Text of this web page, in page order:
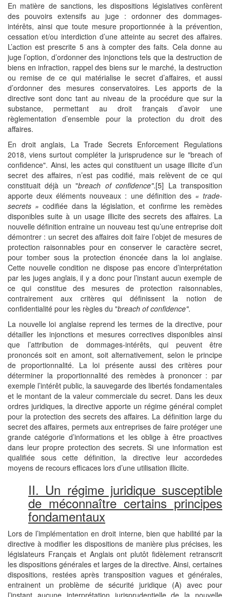
En matière de sanctions, les dispositions législatives confèrent
des pouvoirs extensifs au juge : ordonner des dommages-
intérêts, ainsi que toute mesure proportionnée à la prévention,
cessation et/ou interdiction d’une atteinte au secret des affaires.
L’action est prescrite 5 ans à compter des faits. Cela donne au
juge l’option, d’ordonner des injonctions tels que la destruction de
biens en infraction, rappel des biens sur le marché, la destruction
ou remise de ce qui matérialise le secret d’affaires, et aussi
d’ordonner des mesures conservatoires. Les apports de la
directive sont donc tant au niveau de la procédure que sur la
substance, permettant au droit français d’avoir une
règlementation d’ensemble pour la protection du droit des
affaires.
En droit anglais, La Trade Secrets Enforcement Regulations
2018, viens surtout compléter la jurisprudence sur le "breach of
confidence". Ainsi, les actes qui constituent un usage illicite d’un
secret des affaires, n’est pas codifié, mais relèvent de ce qui
constituait déjà un "breach of confidence".[5] La transposition
apporte deux éléments nouveaux : une définition des « trade-
secrets » codifiée dans la législation, et confirme les remèdes
disponibles suite à un usage illicite des secrets des affaires. La
nouvelle définition entraine un nouveau test qu’une entreprise doit
démontrer : un secret des affaires doit faire l’objet de mesures de
protection raisonnables pour en conserver le caractère secret,
pour tomber sous la protection énoncée dans la loi anglaise.
Cette nouvelle condition ne dispose pas encore d’interprétation
par les juges anglais, il y a donc pour l’instant aucun exemple de
ce qui constitue des mesures de protection raisonnables,
contrairement aux critères qui définissent la notion de
confidentialité pour les règles du "breach of confidence".
La nouvelle loi anglaise reprend les termes de la directive, pour
détailler les injonctions et mesures correctives disponibles ainsi
que l’attribution de dommages-intérêts, qui peuvent être
prononcés soit en amont, soit alternativement, selon le principe
de proportionnalité. La loi présente aussi des critères pour
déterminer la proportionnalité des remèdes à prononcer : par
exemple l’intérêt public, la sauvegarde des libertés fondamentales
et le montant de la valeur commerciale du secret. Dans les deux
ordres juridiques, la directive apporte un régime général complet
pour la protection des secrets des affaires. La définition large du
secret des affaires, permets aux entreprises de faire protéger une
grande catégorie d’informations et les oblige à être proactives
dans leur propre protection des secrets. Si une information est
qualifiée sous cette définition, la directive leur accordedes
moyens de recours efficaces lors d’une utilisation illicite.
II. Un régime juridique susceptible
de méconnaître certains principes
fondamentaux
Lors de l’implémentation en droit interne, bien que habilité par la
directive à modifier les dispositions de manière plus précises, les
législateurs Français et Anglais ont plutôt fidèlement retranscrit
les dispositions générales et larges de la directive. Ainsi, certaines
dispositions, restées après transposition vagues et générales,
entrainent un problème de sécurité juridique (A) avec pour
l’instant aucune interprétation jurisprudentielle de la nouvelle